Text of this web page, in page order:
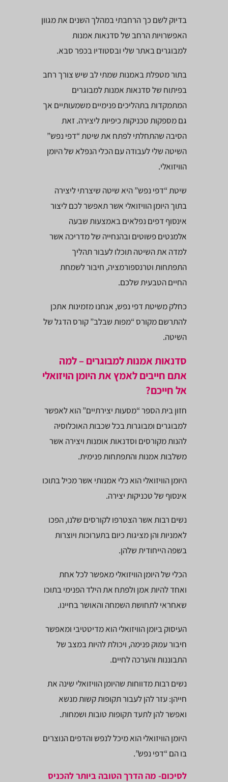
בדיוק לשם כך הרחבתי במהלך השנים את מגוון
האפשרויות הרחב של סדנאות אמנות
למבוגרים באתר שלי ובסטודיו בכפר סבא.
בתור מטפלת באמנות שמתי לב שיש צורך רחב
בפיתוח של סדנאות אמנות למבוגרים
המתמקדות בתהליכים פנימיים משמעותיים אך
גם מספקות טכניקות כיפיות ליצירה. זאת
הסיבה שהתחלתי לפתח את שיטת “דפי נפש”
השיטה שלי לעבודה עם הכלי הנפלא של היומן
הוויזואלי.
שיטת “דפי נפש” היא שיטה שיצרתי ליצירה
בתוך היומן הוויזואלי אשר תאפשר לכם ליצור
אינסוף דפים נפלאים באמצעות שבעה
אלמנטים פשוטים ובהנחייה של מדריכה אשר
למדה את השיטה תוכלו לעבור תהליך
התפתחות וטרנספורמציה, חיבור לשמחת
החיים הטבעית שלכם.
כחלק משיטת דפי נפש, אנחנו מזמינות אתכן
להתרשם מקורס “מפות שבלב” קורס הדגל של
השיטה.
סדנאות אמנות למבוגרים – למה
אתם חייבים לאמץ את היומן הויזואלי
אל חייכם?
חזון בית הספר “מסעות יצירתיים” הוא לאפשר
למבוגרים ומבוגרות בכל שכבות האוכלוסיה
להנות מקורסים וסדנאות אומנות ויצירה אשר
משלבות אמנות והתפתחות פנימית.
היומן הוויזואלי הוא כלי אמנותי אשר מכיל בתוכו
אינסוף של טכניקות יצירה.
נשים רבות אשר הצטרפו לקורסים שלנו, הפכו
לאמניות והן מציגות כיום בתערוכות ויוצרות
בשפה הייחודית שלהן.
הכלי של היומן הוויזואלי מאפשר לכל אחת
ואחד להיות אמן ולפתח את הילד הפנימי בתוכו
שאחראי לתחושת השמחה והאושר בחיינו.
העיסוק ביומן הוויזואלי הוא מדיטטיבי ומאפשר
חיבור עמוק פנימה, ויכולת להיות במצב של
התבוננות והערכה לחיים.
נשים רבות מדווחות שהיומן הוויזואלי שינה את
חייהן: עזר להן לעבור תקופות קשות מנשא
ואפשר להן לתעד תקופות טובות ושמחות.
היומן הוויזואלי הוא מיכל לנפש והדפים הנוצרים
בו הם “דפי נפש”.
לסיכום- מה הדרך הטובה ביותר להכניס